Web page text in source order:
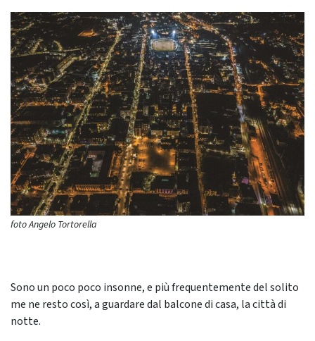
foto Angelo Tortorella
Sono un poco poco insonne, e più frequentemente del solito
me ne resto così, a guardare dal balcone di casa, la città di
notte.